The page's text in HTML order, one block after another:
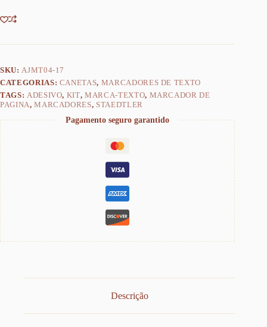
SKU: AJMT04-17
CATEGORIAS: CANETAS, MARCADORES DE TEXTO
TAGS: ADESIVO, KIT,MARCA-TEXTO, MARCADOR DE
PAGINA,MARCADORES, STAEDTLER
Pagamento seguro garantido
Descrição